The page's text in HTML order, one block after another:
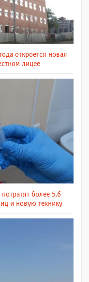
откроется новая
лицее
более 5,6
и новую технику